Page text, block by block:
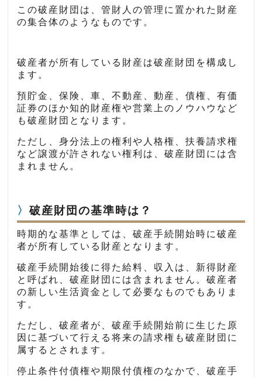
この破産財団は、管財人の管理に置かれた財産
の集合体のようなものです。
破産者が所有している財産は破産財団を構成し
ます。
預貯金、保険、車、不動産、動産、債権、有価
証券のほか知的財産権や営業上のノウハウなど
も破産財団となります。
ただし、身分法上の権利や人格権、扶養請求権
など譲渡が許されない権利は、破産財団には含
まれません。
破産財団の基準時は？
時期的な基準としては、破産手続開始時に破産
者が所有している財産となります。
破産手続開始後に得た給料、収入は、新得財産
と呼ばれ、破産財団には含まれません。破産者
の新しい生活資金として必要なものでもありま
す。
ただし、破産者が、破産手続開始前に生じた原
因に基づいて行える将来の請求権も破産財団に
属するとされます。
停止条件付債権や期限付債権のなかで、破産手